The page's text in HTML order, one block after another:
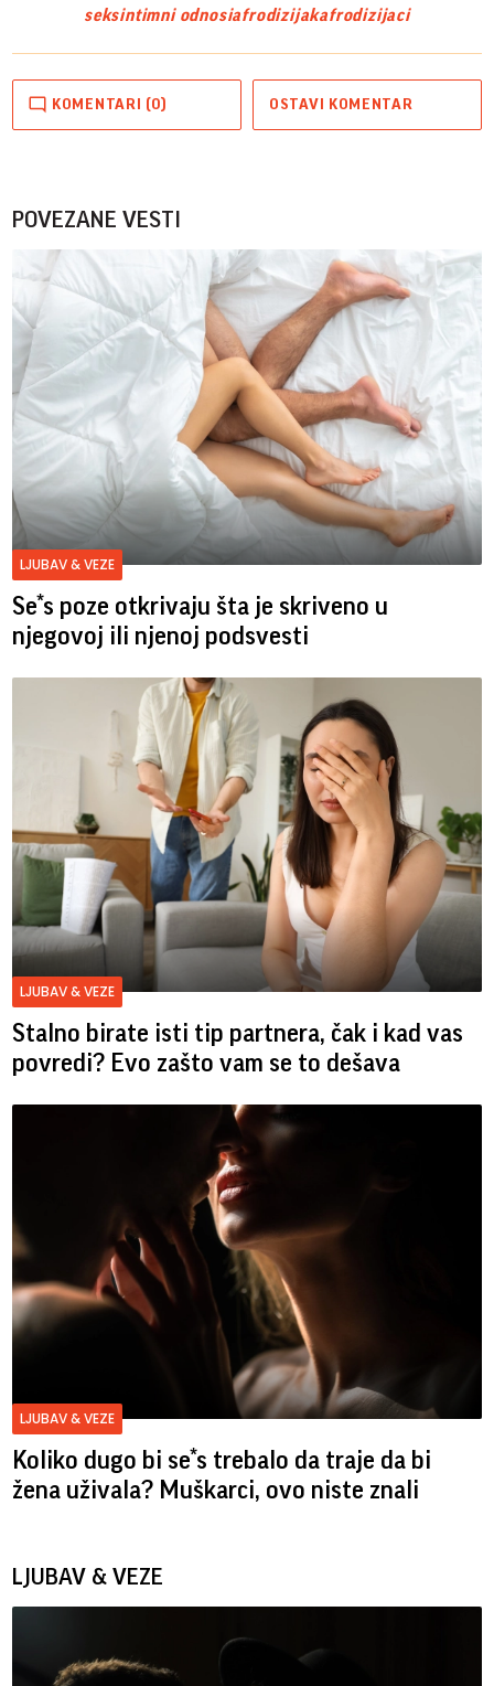
seksintimni odnosiafrodizijakafrodizijaci
KOMENTARI (0) OSTAVI KOMENTAR
POVEZANE VESTI
LJUBAV & VEZE
Se*s poze otkrivaju šta je skriveno u
njegovoj ili njenoj podsvesti
LJUBAV & VEZE
Stalno birate isti tip partnera, čak i kad vas
povredi? Evo zašto vam se to dešava
LJUBAV & VEZE
Koliko dugo bi se*s trebalo da traje da bi
žena uživala? Muškarci, ovo niste znali
LJUBAV & VEZE